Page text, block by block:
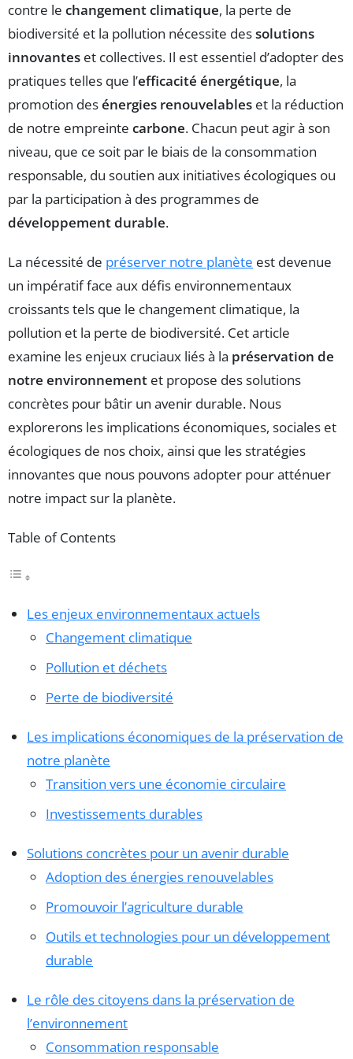
contre le changement climatique, la perte de
biodiversité et la pollution nécessite dessolutions
innovantes et collectives. Il est essentiel d’adopter des
pratiques telles que l’efficacité énergétique, la
promotion desénergies renouvelables et la réduction
de notre empreinte carbone. Chacun peut agir à son
niveau, que ce soit par le biais de la consommation
responsable, du soutien aux initiatives écologiques ou
par la participation à des programmes de
développement durable.
La nécessité de préserver notre planète est devenue
un impératif face aux défis environnementaux
croissants tels que le changement climatique, la
pollution et la perte de biodiversité. Cet article
examine les enjeux cruciaux liés à la préservation de
notre environnement et propose des solutions
concrètes pour bâtir un avenir durable. Nous
explorerons les implications économiques, sociales et
écologiques de nos choix, ainsi que les stratégies
innovantes que nous pouvons adopter pour atténuer
notre impact sur la planète.
Table of Contents
Les enjeux environnementaux actuels
Changement climatique
Pollution et déchets
Perte de biodiversité
Les implications économiques de la préservation de
notre planète
Transition vers une économie circulaire
Investissements durables
Solutions concrètes pour un avenir durable
Adoption des énergies renouvelables
Promouvoir l’agriculture durable
Outils et technologies pour un développement
durable
Le rôle des citoyens dans la préservation de
l’environnement
Consommation responsable